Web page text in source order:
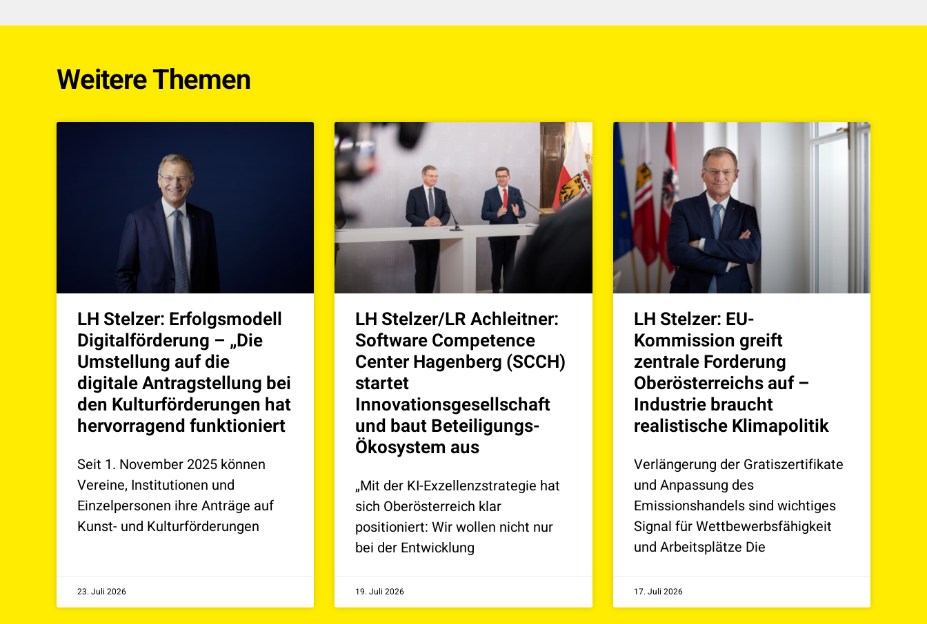
Weitere Themen
LH Stelzer: Erfolgsmodell
Digitalförderung – „Die
Umstellung auf die
digitale Antragstellung bei
den Kulturförderungen hat
hervorragend funktioniert
Seit 1. November 2025 können
Vereine, Institutionen und
Einzelpersonen ihre Anträge auf
Kunst- und Kulturförderungen
23. Juli 2026
LH Stelzer/LR Achleitner:
Software Competence
Center Hagenberg (SCCH)
startet
Innovationsgesellschaft
und baut Beteiligungs-
Ökosystem aus
„Mit der KI-Exzellenzstrategie hat
sich Oberösterreich klar
positioniert: Wir wollen nicht nur
bei der Entwicklung
19. Juli 2026
LH Stelzer: EU-
Kommission greift
zentrale Forderung
Oberösterreichs auf –
Industrie braucht
realistische Klimapolitik
Verlängerung der Gratiszertifikate
und Anpassung des
Emissionshandels sind wichtiges
Signal für Wettbewerbsfähigkeit
und Arbeitsplätze Die
17. Juli 2026